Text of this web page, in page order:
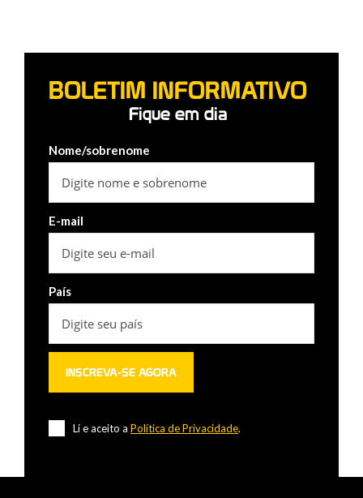
BOLETIM INFORMATIVO
Fique em dia
Nome/sobrenome
E-mail
País
Li e aceito a Política de Privacidade.